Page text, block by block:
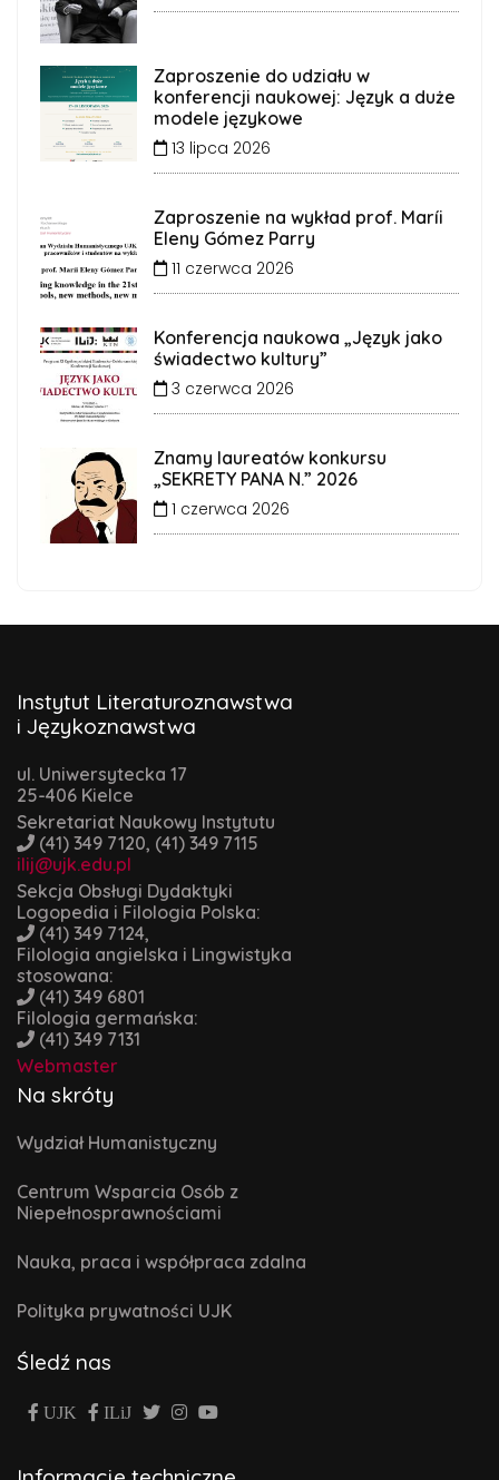
Zaproszenie do udziału w
konferencji naukowej: Język a duże
modele językowe
13 lipca 2026
Zaproszenie na wykład prof. Maríi
Eleny Gómez Parry
11 czerwca 2026
Konferencja naukowa „Język jako
świadectwo kultury”
3 czerwca 2026
Znamy laureatów konkursu
„SEKRETY PANA N.” 2026
1 czerwca 2026
Instytut Literaturoznawstwa
i Językoznawstwa
ul. Uniwersytecka 17
25-406 Kielce
Sekretariat Naukowy Instytutu
(41) 349 7120, (41) 349 7115
ilij@ujk.edu.pl
Sekcja Obsługi Dydaktyki
Logopedia i Filologia Polska:
(41) 349 7124,
Filologia angielska i Lingwistyka
stosowana:
(41) 349 6801
Filologia germańska:
(41) 349 7131
Webmaster
Na skróty
Wydział Humanistyczny
Centrum Wsparcia Osób z
Niepełnosprawnościami
Nauka, praca i współpraca zdalna
Polityka prywatności UJK
Śledź nas
UJK ILiJ